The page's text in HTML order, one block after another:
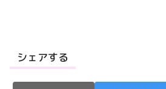
シェアする